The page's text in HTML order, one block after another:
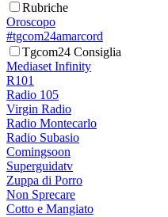
Rubriche
Oroscopo
#tgcom24amarcord
Tgcom24 Consiglia
Mediaset Infinity
R101
Radio 105
Virgin Radio
Radio Montecarlo
Radio Subasio
Comingsoon
Superguidatv
Zuppa di Porro
Non Sprecare
Cotto e Mangiato